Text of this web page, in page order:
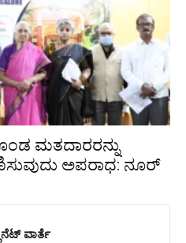
ಮತದಾರರನ್ನು
ಅಪರಾಧ: ನೂರ್
ವಾರ್ತೆ